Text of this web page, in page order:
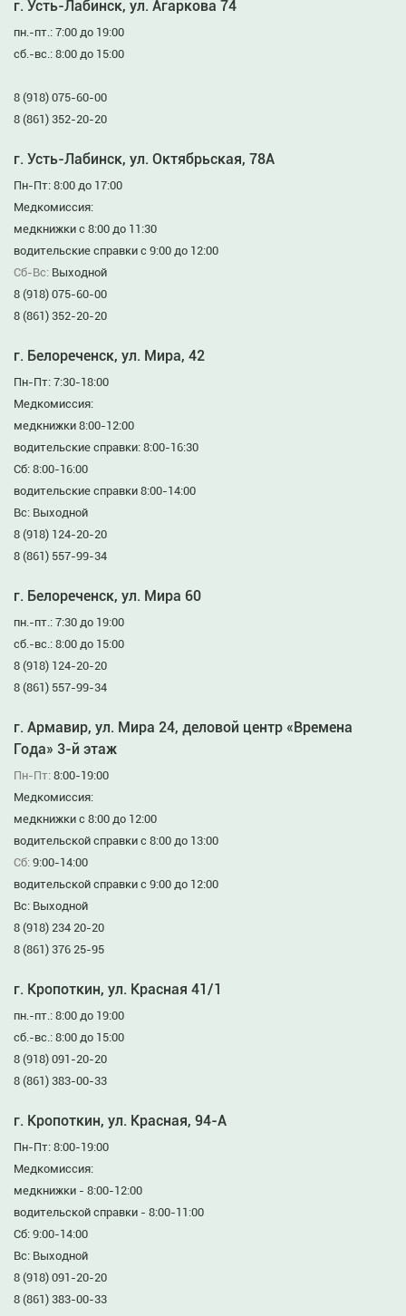
г. Усть-Лабинск, ул. Агаркова 74
пн.-пт.: 7:00 до 19:00
сб.-вс.: 8:00 до 15:00
8 (918) 075-60-00
8 (861) 352-20-20
г. Усть-Лабинск, ул. Октябрьская, 78А
Пн-Пт: 8:00 до 17:00
Медкомиссия:
медкнижки с 8:00 до 11:30
водительские справки с 9:00 до 12:00
Сб-Вс: Выходной
8 (918) 075-60-00
8 (861) 352-20-20
г. Белореченск, ул. Мира, 42
Пн-Пт: 7:30-18:00
Медкомиссия:
медкнижки 8:00-12:00
водительские справки: 8:00-16:30
Сб: 8:00-16:00
водительские справки 8:00-14:00
Вс: Выходной
8 (918) 124-20-20
8 (861) 557-99-34
г. Белореченск, ул. Мира 60
пн.-пт.: 7:30 до 19:00
сб.-вс.: 8:00 до 15:00
8 (918) 124-20-20
8 (861) 557-99-34
г. Армавир, ул. Мира 24, деловой центр «Времена
Года» 3-й этаж
Пн-Пт: 8:00-19:00
Медкомиссия:
медкнижки с 8:00 до 12:00
водительской справки с 8:00 до 13:00
Сб: 9:00-14:00
водительской справки с 9:00 до 12:00
Вс: Выходной
8 (918) 234 20-20
8 (861) 376 25-95
г. Кропоткин, ул. Красная 41/1
пн.-пт.: 8:00 до 19:00
сб.-вс.: 8:00 до 15:00
8 (918) 091-20-20
8 (861) 383-00-33
г. Кропоткин, ул. Красная, 94-А
Пн-Пт: 8:00-19:00
Медкомиссия:
медкнижки - 8:00-12:00
водительской справки - 8:00-11:00
Сб: 9:00-14:00
Вс: Выходной
8 (918) 091-20-20
8 (861) 383-00-33